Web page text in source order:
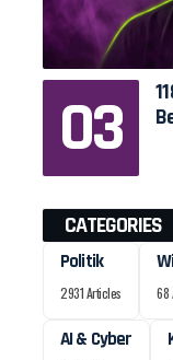
CATEGORIES
Politik
2931 Articles 68
AI & Cyber